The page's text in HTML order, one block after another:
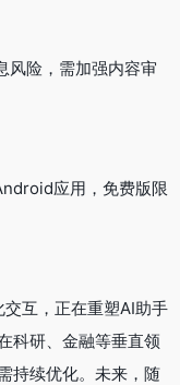
风险，需加强内容审
应用，免费版限
互，正在重塑AI助手
科研、金融等垂直领
持续优化。未来，随